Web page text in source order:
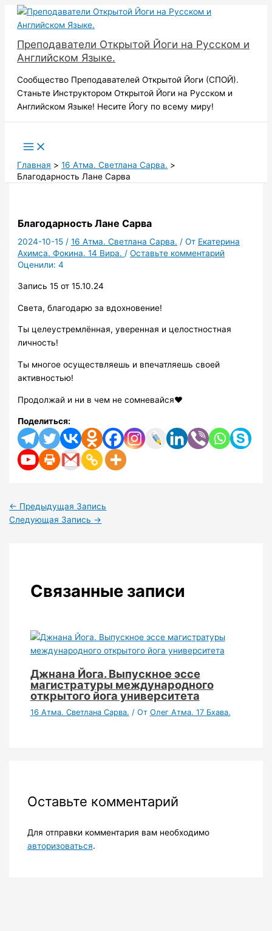
Перейти
Преподаватели Открытой Йоги на Русском и
Английском Языке.
Сообщество Преподавателей Открытой Йоги (СПОЙ).
Станьте Инструктором Открытой Йоги на Русском и
Английском Языке! Несите Йогу по всему миру!
Главная
16 Атма. Светлана Сарва.
Благодарность Лане Сарва
Благодарность Лане Сарва
2024-10-15/16 Атма. Светлана Сарва. / От Екатерина
Ахимса. Фокина. 14 Вира./Оставьте комментарий
Оценили: 4
Запись 15 от 15.10.24
Света, благодарю за вдохновение!
Ты целеустремлённая, уверенная и целостностная
личность!
Ты многое осуществляешь и впечатляешь своей
активностью!
Продолжай и ни в чем не сомневайся♥️
Поделиться:
← Предыдущая Запись
Следующая Запись →
Связанные записи
Джнана Йога. Выпускное эссе
магистратуры международного
открытого йога университета
16 Атма. Светлана Сарва. / От Олег Атма. 17 Бхава.
Оставьте комментарий
Для отправки комментария вам необходимо
авторизоваться.